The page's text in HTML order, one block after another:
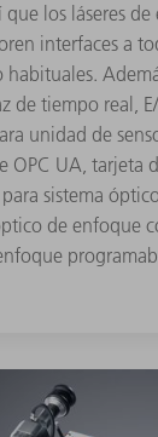
los láseres de
interfaces a
habituales.
de tiempo real,
unidad de
OPC UA, tarjeta
sistema
de enfoque